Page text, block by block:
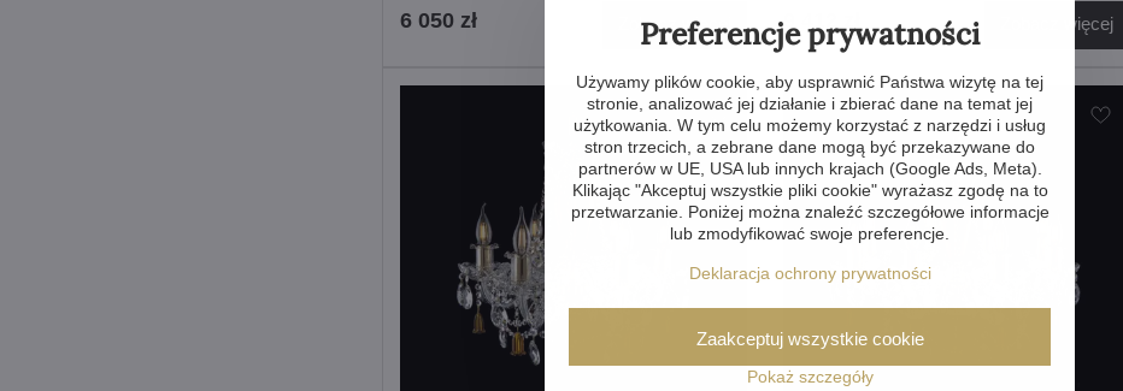
6 050 zł Zobacz więcej 9 412 zł Zobacz więcej
Preferencje prywatności
Używamy plików cookie, aby usprawnić Państwa wizytę na tej
stronie, analizować jej działanie i zbierać dane na temat jej
użytkowania. W tym celu możemy korzystać z narzędzi i usług
stron trzecich, a zebrane dane mogą być przekazywane do
partnerów w UE, USA lub innych krajach (Google Ads, Meta).
Klikając "Akceptuj wszystkie pliki cookie" wyrażasz zgodę na to
przetwarzanie. Poniżej można znaleźć szczegółowe informacje
lub zmodyfikować swoje preferencje.
Deklaracja ochrony prywatności
Pokaż szczegóły
Zaakceptuj wszystkie cookie